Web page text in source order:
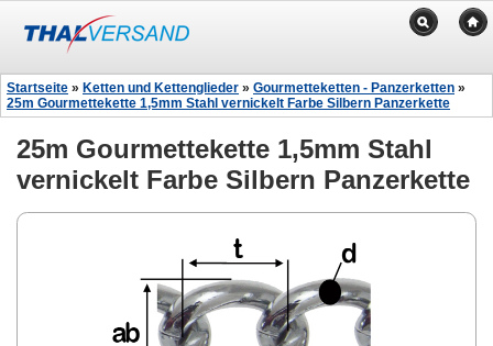
Startseite » Ketten und Kettenglieder » Gourmetteketten - Panzerketten »
25m Gourmettekette 1,5mm Stahl vernickelt Farbe Silbern Panzerkette
25m Gourmettekette 1,5mm Stahl
vernickelt Farbe Silbern Panzerkette